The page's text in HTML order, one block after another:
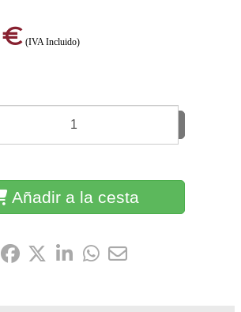
€ (IVA Incluido)
Añadir a la cesta